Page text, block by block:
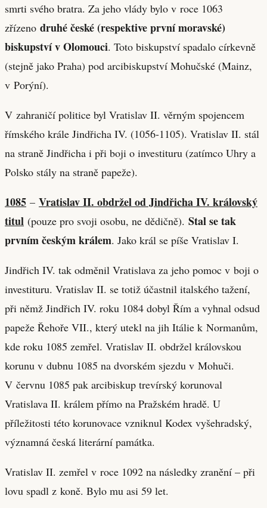
smrti svého bratra. Za jeho vlády bylo v roce 1063
zřízeno druhé české (respektive první moravské)
biskupství v Olomouci. Toto biskupství spadalo církevně
(stejně jako Praha) pod arcibiskupství Mohučské (Mainz,
v Porýní).
V zahraničí politice byl Vratislav II. věrným spojencem
římského krále Jindřicha IV. (1056-1105). Vratislav II. stál
na straně Jindřicha i při boji o investituru (zatímco Uhry a
Polsko stály na straně papeže).
1085 – Vratislav II. obdržel od Jindřicha IV. královský
titul (pouze pro svoji osobu, ne dědičně). Stal se tak
prvním českým králem. Jako král se píše Vratislav I.
Jindřich IV. tak odměnil Vratislava za jeho pomoc v boji o
investituru. Vratislav II. se totiž účastnil italského tažení,
při němž Jindřich IV. roku 1084 dobyl Řím a vyhnal odsud
papeže Řehoře VII., který utekl na jih Itálie k Normanům,
kde roku 1085 zemřel. Vratislav II. obdržel královskou
korunu v dubnu 1085 na dvorském sjezdu v Mohuči.
V červnu 1085 pak arcibiskup trevírský korunoval
Vratislava II. králem přímo na Pražském hradě. U
příležitosti této korunovace vzniknul Kodex vyšehradský,
významná česká literární památka.
Vratislav II. zemřel v roce 1092 na následky zranění – při
lovu spadl z koně. Bylo mu asi 59 let.